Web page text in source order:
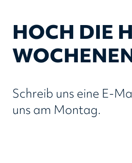
HOCH DIE
Schreib uns eine E-
uns am Montag.